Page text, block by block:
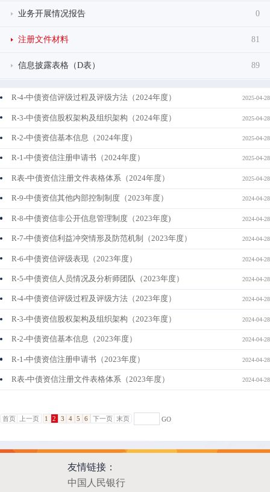
业务开展情况报告 0
注册文件材料 81
信息披露表格（D表） 89
R-4-中债资信评级过程及评级方法（2024年度） 2025-04-28
R-3-中债资信股权架构及组织架构（2024年度） 2025-04-28
R-2-中债资信基本信息（2024年度） 2025-04-28
R-1-中债资信注册申请书（2024年度） 2025-04-28
R表-中债资信注册文件表格体系（2024年度） 2025-04-28
R-9-中债资信其他内部控制制度（2023年度） 2024-04-28
R-8-中债资信非公开信息管理制度（2023年度) 2024-04-28
R-7-中债资信利益冲突情形及防范机制（2023年度） 2024-04-28
R-6-中债资信评级表现（2023年度） 2024-04-28
R-5-中债资信人员情况及分析师团队（2023年度） 2024-04-28
R-4-中债资信评级过程及评级方法（2023年度） 2024-04-28
R-3-中债资信股权架构及组织架构（2023年度） 2024-04-28
R-2-中债资信基本信息（2023年度） 2024-04-28
R-1-中债资信注册申请书（2023年度） 2024-04-28
R表-中债资信注册文件表格体系（2023年度） 2024-04-28
首页 上一页 1 2 3 4 5 6 下一页 末页 GO
友情链接：
中国人民银行